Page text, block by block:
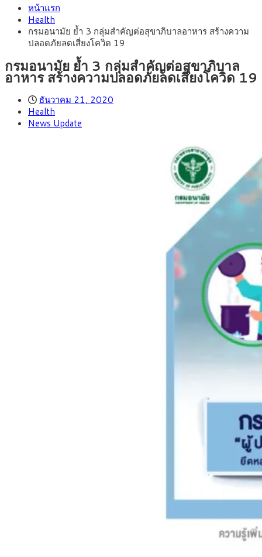
หน้ารถไฟฟ้าสงขลา โมโนเรล 12.54 กม. เชื่อมเมืองหาดใหญ่
สิงหาคม 4, 2026
รายหัวเพียง 2,618 บาท เสนอทบทวนจัดสรรงบให้สอดคล้องภาระ
งานจริง
สิงหาคม 3, 2026
กรุงศรี คาดเงินบาทสัปดาห์นี้ซื้อขายในกรอบ
33.00-33.60 ติดตามข้อมูลจ้างงานสหรัฐฯ
สิงหาคม 1, 2026 “เอกนิติ” เปิดเครื่องยนต์เศรษฐกิจใหม่ของไทย
เดินหน้า 5 ยุทธศาสตร์ รื้อโครงสร้างเศรษฐกิจ ดันไทยโตเต็ม
กรกฎาคม 27, 2026 ภัยเงียบใกล้ตัวเด็ก LSD “แสตมป์เมา” ยาเสพ
ติดลายการ์ตูน กรมศุลกากร เตือนผู้ปกครองเฝ้าระวัง หลังยึดล็อต
ใหญ่จากเยอรมนี
หน้าแรก
Health
กรมอนามัย ย้ำ 3 กลุ่มสำคัญต่อสุขาภิบาลอาหาร สร้างความ
ปลอดภัยลดเสี่ยงโควิด 19
กรมอนามัย ย้ำ 3 กลุ่มสำคัญต่อสุขาภิบาล
อาหาร สร้างความปลอดภัยลดเสี่ยงโควิด 19
ธันวาคม 21, 2020
Health
News Update